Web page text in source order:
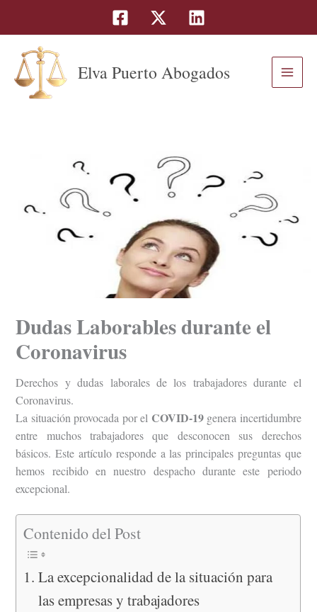
Elva Puerto Abogados
Dudas Laborables durante el
Coronavirus
Derechos y dudas laborales de los trabajadores durante el
Coronavirus.
La situación provocada por el COVID-19genera incertidumbre
entre muchos trabajadores que desconocen sus derechos
básicos. Este artículo responde a las principales preguntas que
hemos recibido en nuestro despacho durante este periodo
excepcional.
Contenido del Post
La excepcionalidad de la situación para
las empresas y trabajadores
s
r